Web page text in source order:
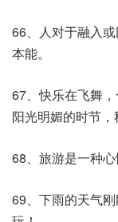
66、人对于融入
本能。
67、快乐在飞舞
阳光明媚的时节，
68、旅游是一种心
69、下雨的天气